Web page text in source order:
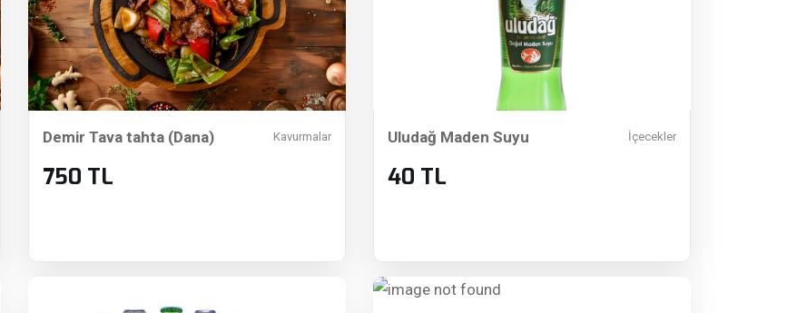
Demir Tava tahta (Dana) Kavurmalar
750 TL
Uludağ Maden Suyu İçecekler
40 TL